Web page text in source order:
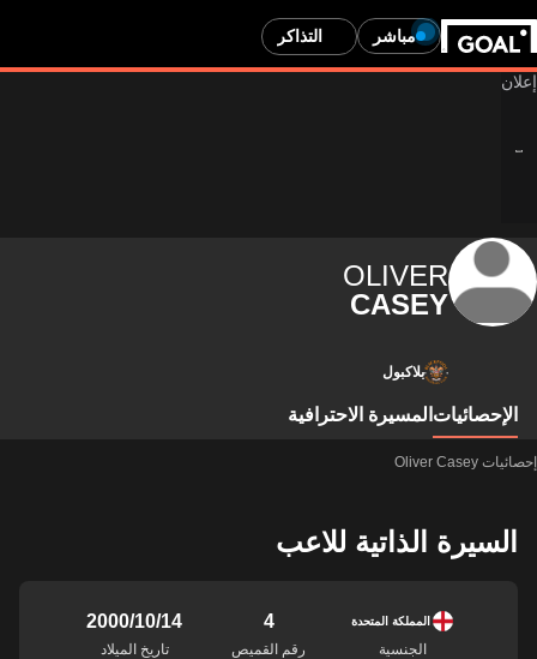
مباشر التذاكر
OLIVER
CASEY
بلاكبول
الإحصائيات المسيرة الاحترافية
إحصائيات Oliver Casey
السيرة الذاتية للاعب
المملكة المتحدة
الجنسية
4
رقم القميص
14‏/10‏/2000
تاريخ الميلاد